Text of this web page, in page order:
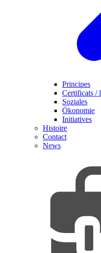
Principes
Certificats /
Soziales
Ökonomie
Initiatives
Histoire
Contact
News